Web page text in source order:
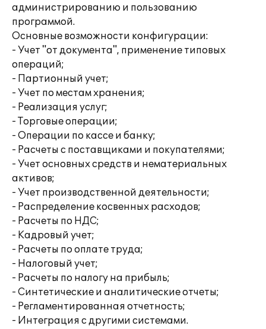
администрированию и пользованию
программой.
Основные возможности конфигурации:
- Учет "от документа", применение типовых
операций;
- Партионный учет;
- Учет по местам хранения;
- Реализация услуг;
- Торговые операции;
- Операции по кассе и банку;
- Расчеты с поставщиками и покупателями;
- Учет основных средств и нематериальных
активов;
- Учет производственной деятельности;
- Распределение косвенных расходов;
- Расчеты по НДС;
- Кадровый учет;
- Расчеты по оплате труда;
- Налоговый учет;
- Расчеты по налогу на прибыль;
- Синтетические и аналитические отчеты;
- Регламентированная отчетность;
- Интеграция с другими системами.